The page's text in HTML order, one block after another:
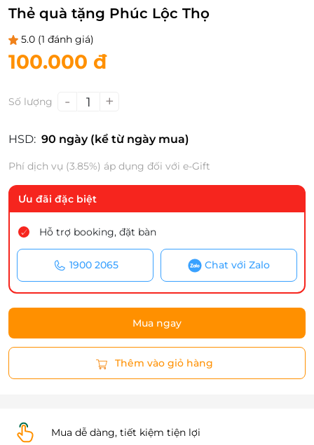
Thẻ quà tặng Phúc Lộc Thọ
5.0 (1 đánh giá)
100.000 đ
Số lượng - 1 +
HSD: 90 ngày (kể từ ngày mua)
Phí dịch vụ (3.85%) áp dụng đối với e-Gift
Ưu đãi đặc biệt
Hỗ trợ booking, đặt bàn
1900 2065 Chat với Zalo
Mua ngay
Thêm vào giỏ hàng
Mua dễ dàng, tiết kiệm tiện lợi